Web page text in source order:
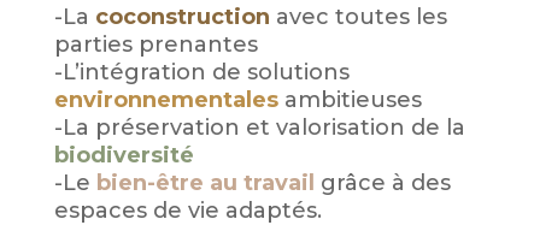
-La coconstruction avec toutes les
parties prenantes
-L’intégration de solutions
environnementales ambitieuses
-La préservation et valorisation de la
biodiversité
-Le bien-être au travail grâce à des
espaces de vie adaptés.